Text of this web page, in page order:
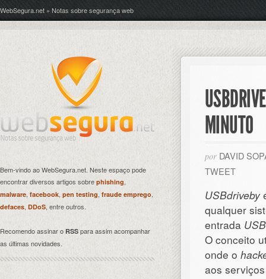
WebSegura.net » Notas sobre segurança web
MINUTO
por DAVID
TWEET
USBdriveby
qualquer
entrada USB
O conceito
onde o
aos
Bem-vindo ao WebSegura.net. Neste espaço pode
encontrar diversos artigos sobre phishing,
malware, facebook, pen testing fraude emprego,
defaces, DDoS, entre outros.
Recomendo assinar o RSS para assim acompanhar
as últimas novidades.